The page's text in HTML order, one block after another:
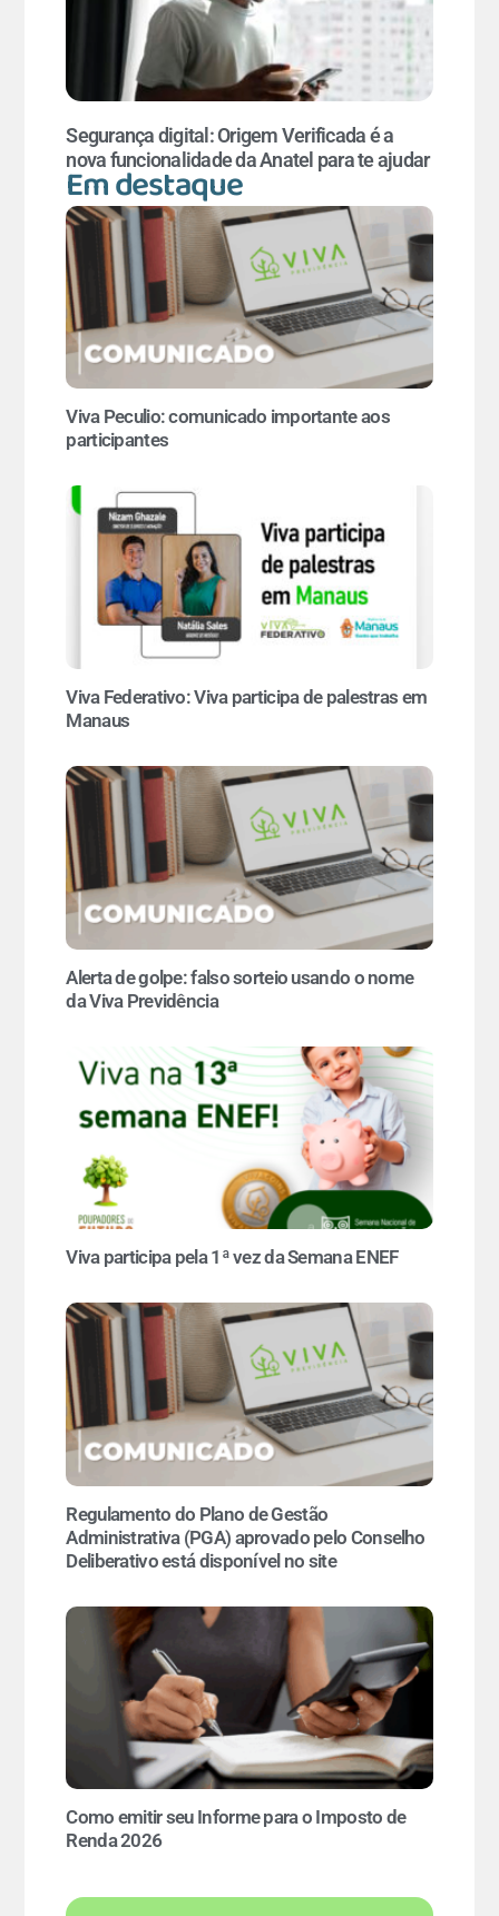
Segurança digital: Origem Verificada é a
nova funcionalidade da Anatel para te ajudar
Em destaque
Viva Peculio: comunicado importante aos
participantes
Viva Federativo: Viva participa de palestras em
Manaus
Alerta de golpe: falso sorteio usando o nome
da Viva Previdência
Viva participa pela 1ª vez da Semana ENEF
Regulamento do Plano de Gestão
Administrativa (PGA) aprovado pelo Conselho
Deliberativo está disponível no site
Como emitir seu Informe para o Imposto de
Renda 2026